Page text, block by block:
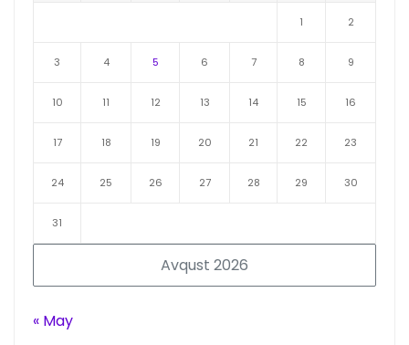
Avqust 2026
1 2
3 4 5 6 7 8 9
10 11 12 13 14 15 16
17 18 19 20 21 22 23
24 25 26 27 28 29 30
31
« May